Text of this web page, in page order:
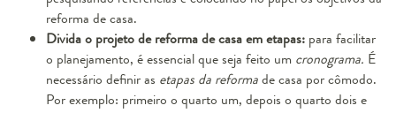
reforma de casa.
Divida o projeto de reforma de casa em etapas: para facilitar
o planejamento, é essencial que seja feito um cronograma. É
necessário definir as etapas da reformade casa por cômodo.
Por exemplo: primeiro o quarto um, depois o quarto dois e